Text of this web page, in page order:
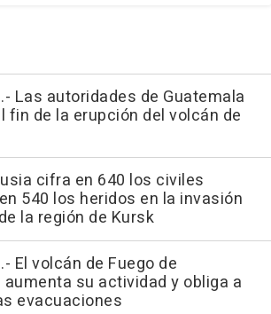
Las autoridades de Guatemala
fin de la erupción del volcán de
cifra en 640 los civiles
540 los heridos en la invasión
la región de Kursk
El volcán de Fuego de
aumenta su actividad y obliga a
evacuaciones